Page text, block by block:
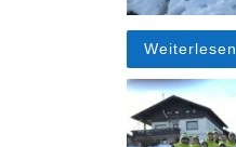
Weiterlesen